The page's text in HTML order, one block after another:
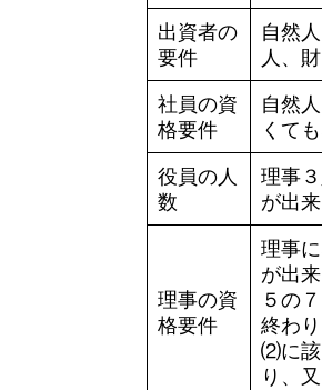
出資者の
要件
自然
人、
社員の資
格要件
自然
くて
役員の人
数
理事
が出来
理事の資
格要件
理事
が出
５の
終わ
⑵に該
り、